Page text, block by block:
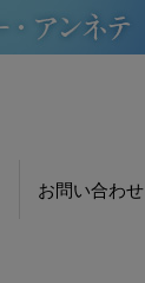
お問い合わせ